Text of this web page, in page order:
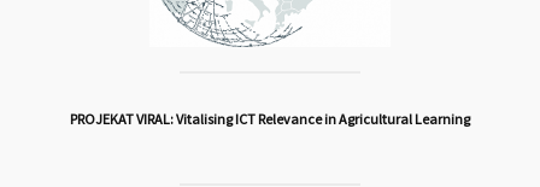
PROJEKAT VIRAL: Vitalising ICT Relevance in Agricultural Learning